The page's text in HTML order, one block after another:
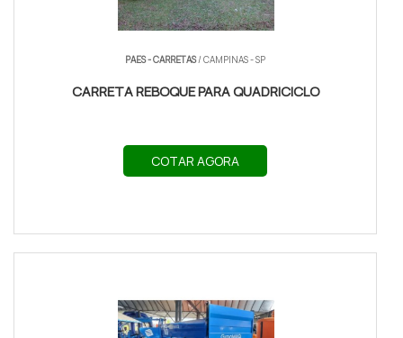
PAES - CARRETAS/ CAMPINAS - SP
CARRETA REBOQUE PARA QUADRICICLO
COTAR AGORA